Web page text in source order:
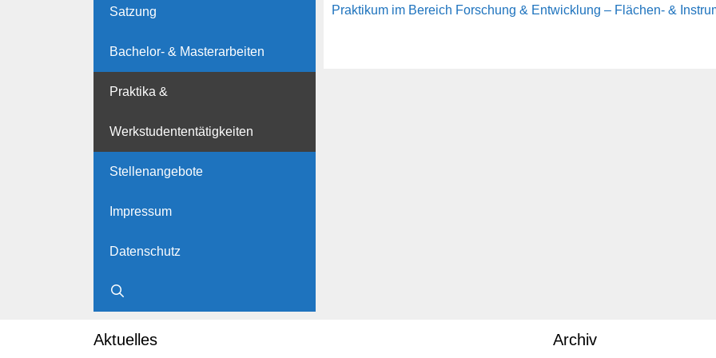
Praktikum im Bereich Forschung & Entwicklung – Flächen- &
Satzung
Bachelor- & Masterarbeiten
Praktika &
Werkstudententätigkeiten
Stellenangebote
Impressum
Datenschutz
Aktuelles Archiv